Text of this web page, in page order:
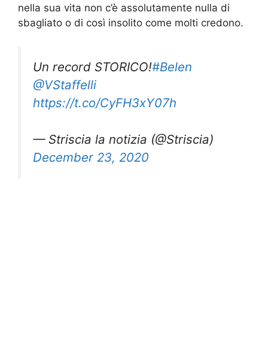
nella sua vita non c’è assolutamente nulla di
sbagliato o di così insolito come molti credono.
Un record STORICO!#Belen
@VStaffelli
https://t.co/CyFH3xY07h
— Striscia la notizia (@Striscia)
December 23, 2020